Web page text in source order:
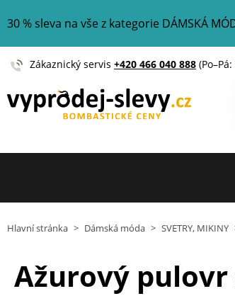
30 % sleva na vše z kategorie DÁMSKÁ
Zákaznický servis +420 466 040 888
Hlavní stránka > Dámská móda > SVETRY, MIKINY
Ažurový